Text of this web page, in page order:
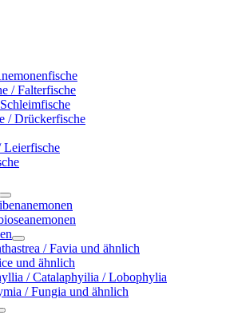
/ Falterfische
/ Drückerfische
Leierfische
/ Favia und ähnlich
und ähnlich
/ Catalaphyilia / Lobophylia
/ Fungia und ähnlich